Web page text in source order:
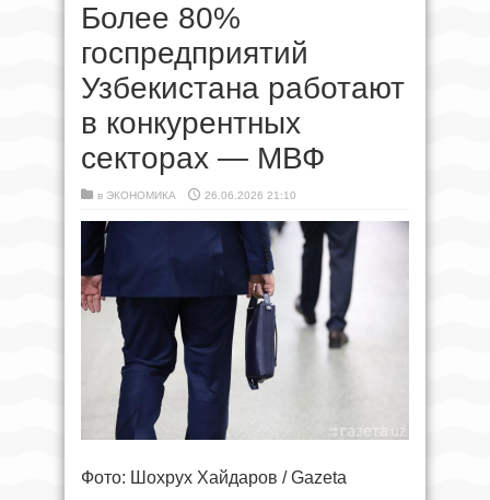
Более 80%
госпредприятий
Узбекистана работают
в конкурентных
секторах — МВФ
в ЭКОНОМИКА 26.06.2026 21:10
Фото: Шохрух Хайдаров / Gazeta